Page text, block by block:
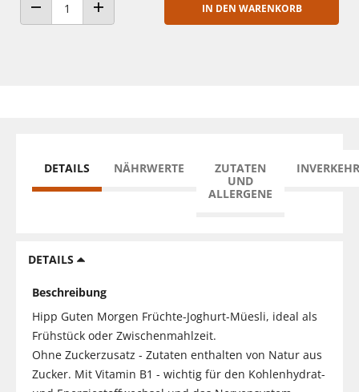
ANZAHL VERRINGERNANZAHL ERHÖHEN
IN DEN WARENKORB
DETAILS NÄHRWERTE
ZUTATEN
UND
ALLERGENE
DETAILS
Beschreibung
Hipp Guten Morgen Früchte-Joghurt-Müesli, ideal als
Frühstück oder Zwischenmahlzeit.
Ohne Zuckerzusatz - Zutaten enthalten von Natur aus
Zucker. Mit Vitamin B1 - wichtig für den Kohlenhydrat-